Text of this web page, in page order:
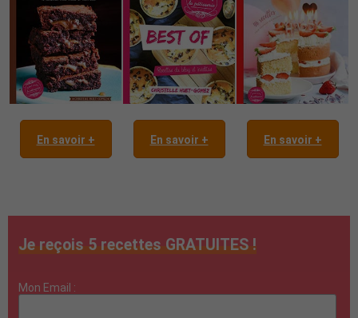
En savoir + En savoir + En savoir +
Je reçois 5 recettes GRATUITES !
Mon Email :